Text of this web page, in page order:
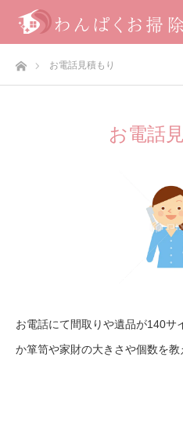
ホームお電話見積もり
お電話
お電話にて間取りや遺品が140サ
か箪笥や家財の大きさや個数を教